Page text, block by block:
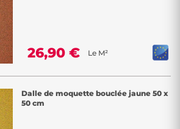
26,90 € Le M²
Dalle de moquette bouclée jaune 50 x
50 cm